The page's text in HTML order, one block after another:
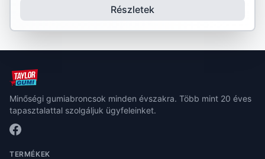
Részletek
Minőségi gumiabroncsok minden évszakra. Több mint 20 éves
tapasztalattal szolgáljuk ügyfeleinket.
TERMÉKEK